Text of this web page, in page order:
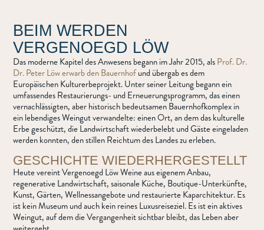
BEIM WERDEN
VERGENOEGD LÖW
Das moderne Kapitel des Anwesens begann im Jahr 2015, alsProf. Dr.
Dr. Peter Löw erwarb den Bauernhofund übergab es dem
Europäischen Kulturerbeprojekt. Unter seiner Leitung begann ein
umfassendes Restaurierungs- und Erneuerungsprogramm, das einen
vernachlässigten, aber historisch bedeutsamen Bauernhofkomplex in
ein lebendiges Weingut verwandelte: einen Ort, an dem das kulturelle
Erbe geschützt, die Landwirtschaft wiederbelebt und Gäste eingeladen
werden konnten, den stillen Reichtum des Landes zu erleben.
GESCHICHTE WIEDERHERGESTELLT
Heute vereint Vergenoegd Löw Weine aus eigenem Anbau,
regenerative Landwirtschaft, saisonale Küche, Boutique-Unterkünfte,
Kunst, Gärten, Wellnessangebote und restaurierte Kaparchitektur. Es
ist kein Museum und auch kein reines Luxusreiseziel. Es ist ein aktives
Weingut, auf dem die Vergangenheit sichtbar bleibt, das Leben aber